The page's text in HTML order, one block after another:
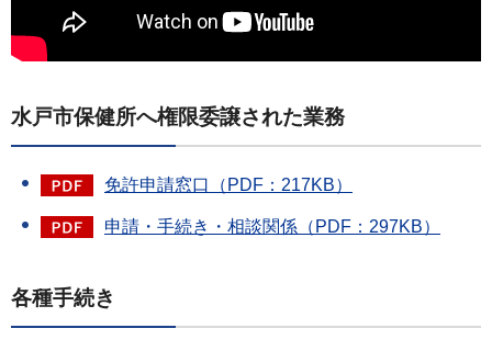
水戸市保健所へ権限委譲された業務
免許申請窓口（PDF：217KB）
申請・手続き・相談関係（PDF：297KB）
各種手続き